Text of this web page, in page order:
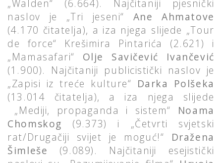
„Walden“ (6.664). Najčitaniji pjesnički
naslov je „Tri jeseni“ Ane Ahmatove
(4.170 čitatelja), a iza njega slijede „Tour
de force“ Krešimira Pintarića (2.621) i
„Mamasafari“ Olje Savičević Ivančević
(1.900). Najčitaniji publicistički naslov je
„Zapisi iz treće kulture“ Darka Polšeka
(13.014 čitatelja), a iza njega slijede
„Mediji, propaganda i sistem“ Noama
Chomskog (9.373) i „Četvrti svjetski
rat/Drugačiji svijet je moguć!“ Dražena
Šimleše (9.089). Najčitaniji esejistički